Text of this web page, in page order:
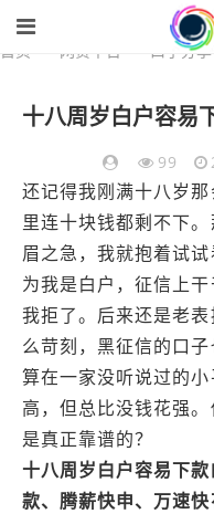
首页 网贷平台 口子分享
99
还记得我刚满十八岁
里连十块钱都剩不下
眉之急，我就抱着试
为我是白户，征信上
我拒了。后来还是老
么苛刻，黑征信的口
算在一家没听说过的
高，但总比没钱花强
是真正靠谱的？
十八周岁白户容易下
款、腾薪快申、万速快